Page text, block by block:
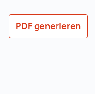
PDF generieren